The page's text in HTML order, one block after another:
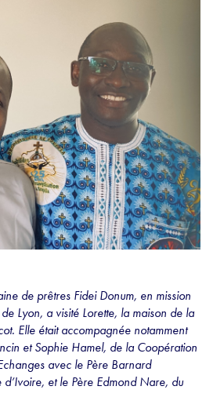
de prêtres Fidei Donum, en mission
Lyon, a visité Lorette, la maison de la
Elle était accompagnée notamment
et Sophie Hamel, de la Coopération
avec le Père Barnard
et le Père Edmond Nare, du